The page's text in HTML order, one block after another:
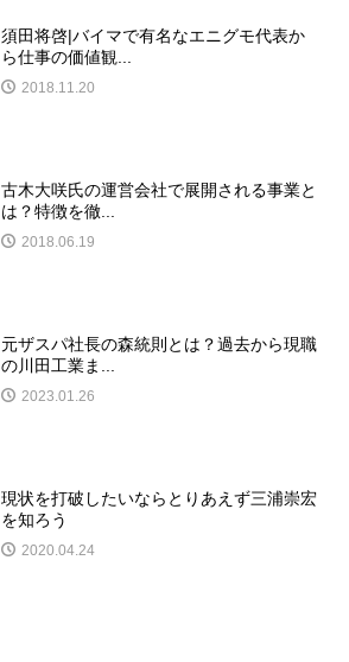
須田将啓|バイマで有名なエニグモ代表か
ら仕事の価値観...
2018.11.20
古木大咲氏の運営会社で展開される事業と
は？特徴を徹...
2018.06.19
元ザスパ社長の森統則とは？過去から現職
の川田工業ま...
2023.01.26
現状を打破したいならとりあえず三浦崇宏
を知ろう
2020.04.24